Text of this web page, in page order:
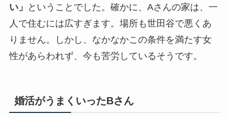
い」
ということでした。確かに、Aさんの家は、一
人で住むには広すぎます。場所も世田谷で悪くあ
りません。しかし、なかなかこの条件を満たす女
性があらわれず、今も苦労しているそうです。
婚活がうまくいったBさん